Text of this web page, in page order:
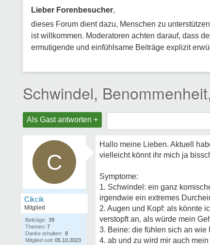
Lieber Forenbesucher,
dieses Forum dient dazu, Menschen zu
ist willkommen. Moderatoren achten darauf, dass
ermutigende und einfühlsame Beiträge explizit
Schwindel,
Als Gast antworten +
C
Cikcik
Mitglied
Beiträge: 39
Themen: 7
Danke erhalten: 8
Mitglied seit: 05.10.2023
Hallo meine Lieben. Aktuell
vielleicht könnt ihr mich ja
Symptome:
1. Schwindel: ein ganz
irgendwie ein extremes
2. Augen und Kopf: als könnte
verstopft an, als würde mein
3. Beine: die fühlen sich an wie
4. ab und zu wird mir auch